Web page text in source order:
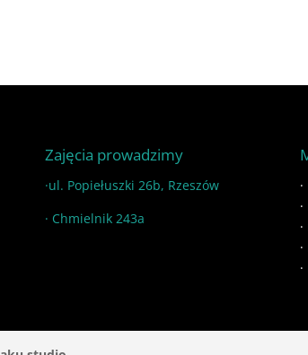
Zajęcia prowadzimy
·ul. Popiełuszki 26b, Rzeszów
· Chmielnik 243a
·
·
·
·
·